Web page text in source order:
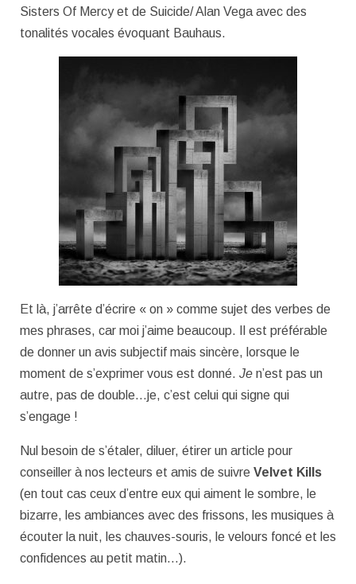
Sisters Of Mercy et de Suicide/ Alan Vega avec des
tonalités vocales évoquant Bauhaus.
Et là, j’arrête d’écrire « on » comme sujet des verbes de
mes phrases, car moi j’aime beaucoup. Il est préférable
de donner un avis subjectif mais sincère, lorsque le
moment de s’exprimer vous est donné. Je n’est pas un
autre, pas de double…je, c’est celui qui signe qui
s’engage !
Nul besoin de s’étaler, diluer, étirer un article pour
conseiller à nos lecteurs et amis de suivre Velvet Kills
(en tout cas ceux d’entre eux qui aiment le sombre, le
bizarre, les ambiances avec des frissons, les musiques à
écouter la nuit, les chauves-souris, le velours foncé et les
confidences au petit matin…).